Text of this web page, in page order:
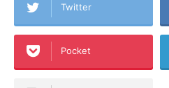
Twitter
Pocket